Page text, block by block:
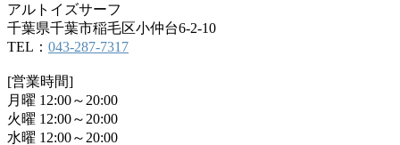
アルトイズサーフ
千葉県千葉市稲毛区小仲台6-2-10
TEL： 043-287-7317
[営業時間]
月曜 12:00～20:00
火曜 12:00～20:00
水曜 12:00～20:00